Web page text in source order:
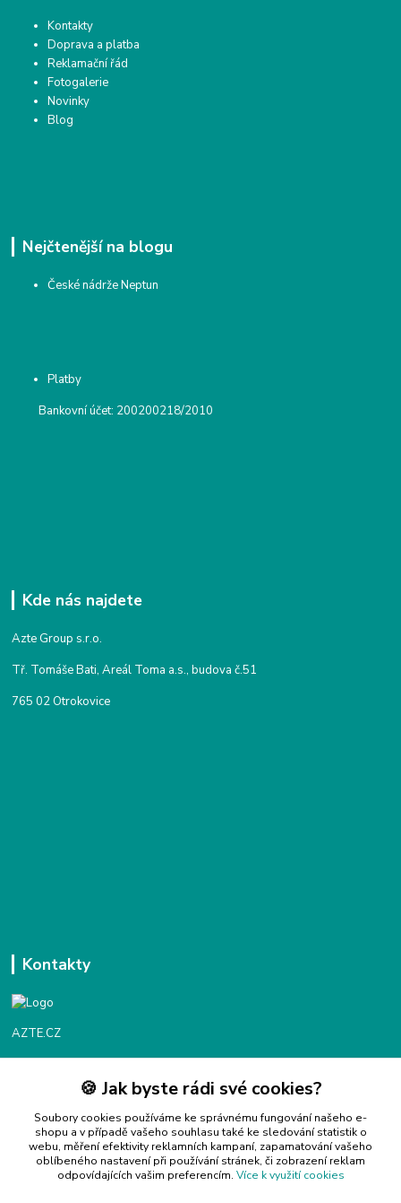
Kontakty
Doprava a platba
Reklamační řád
Fotogalerie
Novinky
Blog
Nejčtenější na blogu
České nádrže Neptun
Platby
Bankovní účet: 200200218/2010
Kde nás najdete
Azte Group s.r.o.
Tř. Tomáše Bati, Areál Toma a.s., budova č.51
765 02 Otrokovice
Kontakty
AZTE.CZ
Objednávky / fakturace
Po - Čt 9:00 - 16:00
Info@azte.cz
🍪 Jak byste rádi své cookies?
Soubory cookies používáme ke správnému fungování našeho e-
shopu a v případě vašeho souhlasu také ke sledování statistik o
webu, měření efektivity reklamních kampaní, zapamatování vašeho
oblíbeného nastavení při používání stránek, či zobrazení reklam
odpovídajících vašim preferencím. Více k využití cookies